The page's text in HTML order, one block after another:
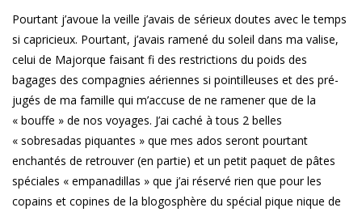
Pourtant j’avoue la veille j’avais de sérieux doutes avec le temps
si capricieux. Pourtant, j’avais ramené du soleil dans ma valise,
celui de Majorque faisant fi des restrictions du poids des
bagages des compagnies aériennes si pointilleuses et des pré-
jugés de ma famille qui m’accuse de ne ramener que de la
« bouffe » de nos voyages. J’ai caché à tous 2 belles
« sobresadas piquantes » que mes ados seront pourtant
enchantés de retrouver (en partie) et un petit paquet de pâtes
spéciales « empanadillas » que j’ai réservé rien que pour les
copains et copines de la blogosphère du spécial pique nique de